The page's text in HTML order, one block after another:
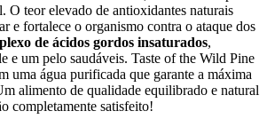
O teor elevado de antioxidantes naturais
e fortalece o organismo contra o ataque dos
de ácidos gordos insaturados,
e um pelo saudáveis. Taste of the Wild Pine
uma água purificada que garante a máxima
alimento de qualidade equilibrado e natural
completamente satisfeito!